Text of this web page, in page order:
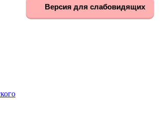
Версия для слабовидящих